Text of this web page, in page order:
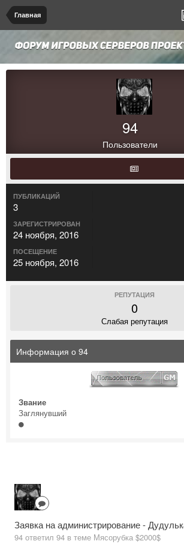
Главная
94
Пользователи
ПУБЛИКАЦИЙ
3
ЗАРЕГИСТРИРОВАН
24 ноября, 2016
ПОСЕЩЕНИЕ
25 ноября, 2016
РЕПУТАЦИЯ
0
Слабая репутация
Информация о 94
Звание
Заглянувший
Заявка на администрирование -
94 ответил 94 в теме Мясорубка $2000$